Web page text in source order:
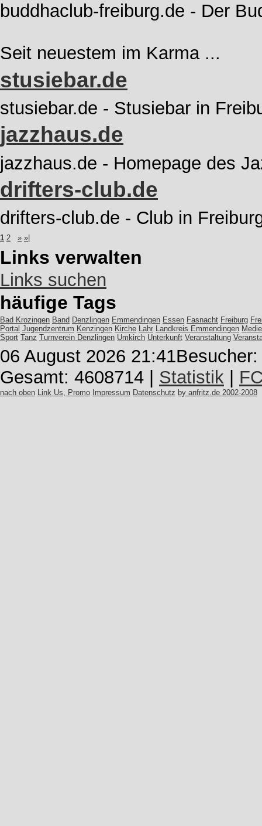
buddhaclub-freiburg.de - Der
Seit neuestem im Karma ...
stusiebar.de
stusiebar.de - Stusiebar in
jazzhaus.de
jazzhaus.de - Homepage des
drifters-club.de
drifters-club.de - Club in
1 2 » »|
Links verwalten
Links suchen
häufige Tags
Bad Krozingen Band Denzlingen Emmendingen Essen Fasnacht Freiburg
Portal Jugendzentrum Kenzingen Kirche Lahr Landkreis Emmendingen
Sport Tanz Turnverein Denzlingen Umkirch Unterkunft Veranstaltung
06 August 2026 21:41
Gesamt: 4608714 | Statistik
nach oben Link Us, Promo Impressum Datenschutz by anfritz.de 2002-2008